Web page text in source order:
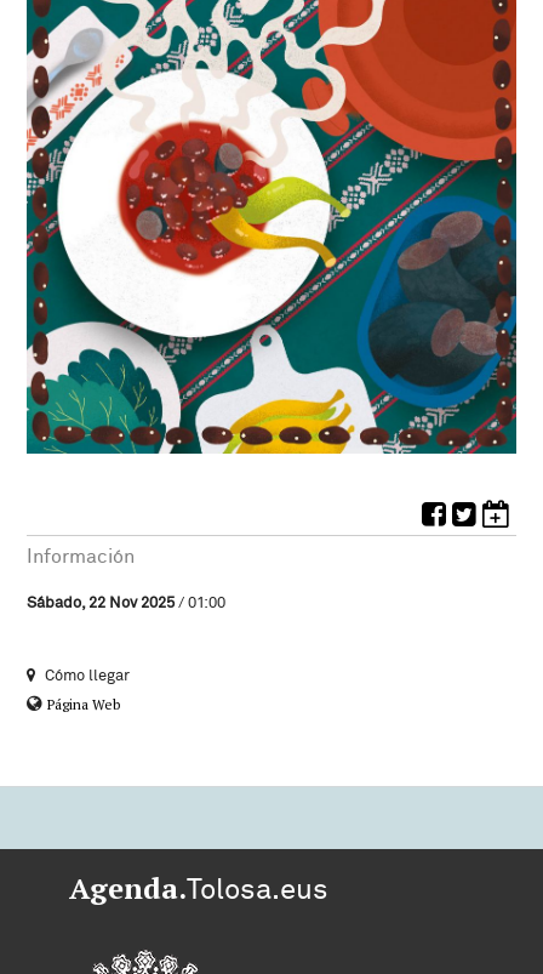
Información
Sábado, 22 Nov 2025/ 01:00
Cómo llegar
Página Web
Agenda.Tolosa.eus